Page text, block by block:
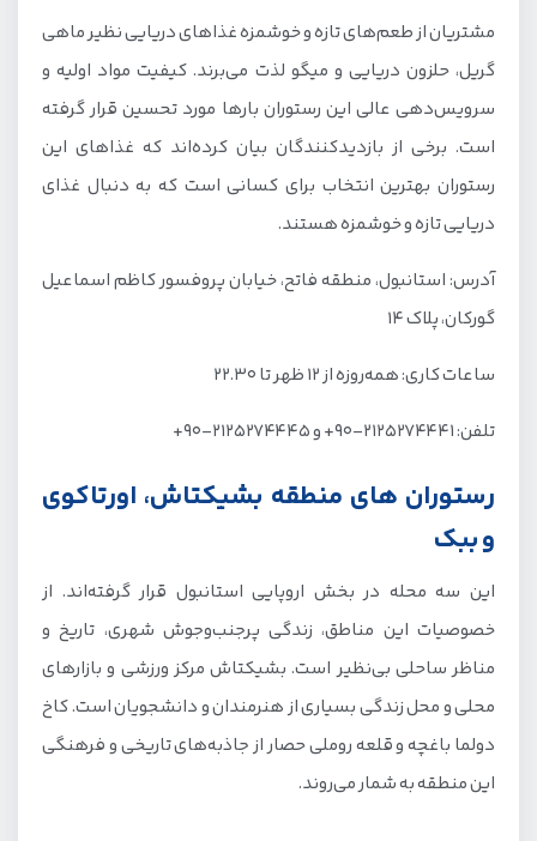
مشتریان از طعم‌های تازه و خوشمزه غذاهای دریایی نظیر ماهی
گریل، حلزون دریایی و میگو لذت می‌برند. کیفیت مواد اولیه و
سرویس‌دهی عالی این رستوران بارها مورد تحسین قرار گرفته
است. برخی از بازدیدکنندگان بیان کرده‌اند که غذاهای این
رستوران بهترین انتخاب برای کسانی است که به دنبال غذای
دریایی تازه و خوشمزه هستند.
آدرس: استانبول، منطقه فاتح، خیابان پروفسور کاظم اسماعیل
گورکان، پلاک ۱۴
ساعات کاری: همه‌روزه از ۱۲ ظهر تا ۲۲.۳۰
تلفن: ۲۱۲۵۲۷۴۴۴۱-۹۰+ و ۲۱۲۵۲۷۴۴۴۵-۹۰+
رستوران های منطقه بشیکتاش، اورتاکوی
و ببک
این سه محله در بخش اروپایی استانبول قرار گرفته‌اند. از
خصوصیات این مناطق، زندگی پرجنب‌وجوش شهری، تاریخ و
مناظر ساحلی بی‌نظیر است. بشیکتاش مرکز ورزشی و بازارهای
محلی و محل زندگی بسیاری از هنرمندان و دانشجویان است. کاخ
دولما باغچه و قلعه روملی حصار از جاذبه‌های تاریخی و فرهنگی
این منطقه به شمار می‌روند.